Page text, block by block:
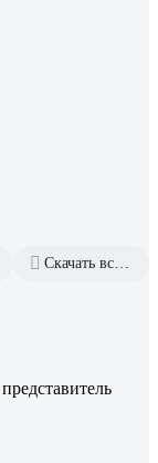
Скачать всю документацию